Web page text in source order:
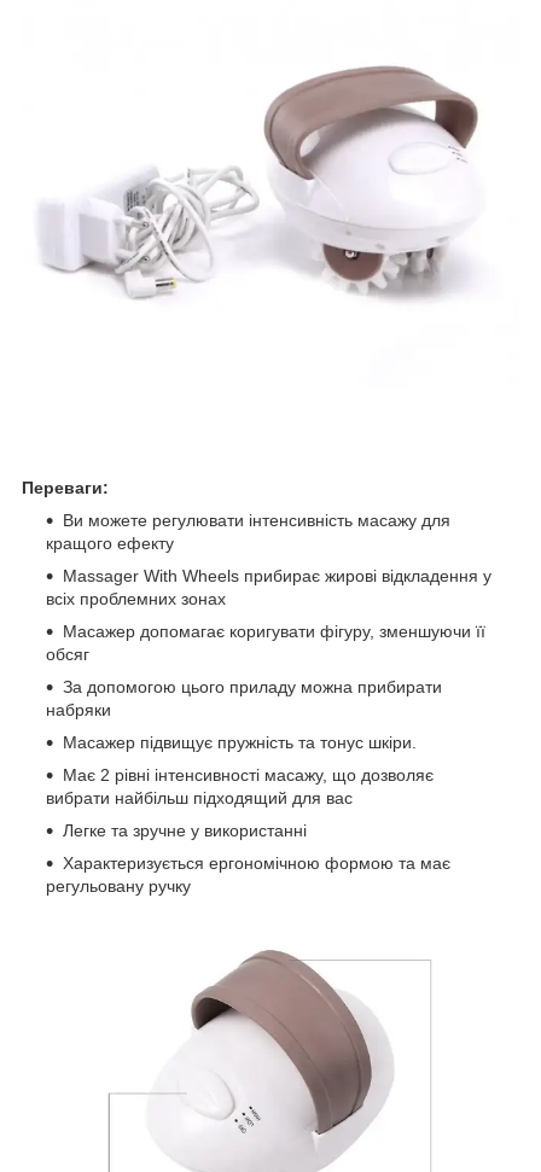
Переваги:
Ви можете регулювати інтенсивність масажу для
кращого ефекту
Massager With Wheels прибирає жирові відкладення у
всіх проблемних зонах
Масажер допомагає коригувати фігуру, зменшуючи її
обсяг
За допомогою цього приладу можна прибирати
набряки
Масажер підвищує пружність та тонус шкіри.
Має 2 рівні інтенсивності масажу, що дозволяє
вибрати найбільш підходящий для вас
Легке та зручне у використанні
Характеризується ергономічною формою та має
регульовану ручку